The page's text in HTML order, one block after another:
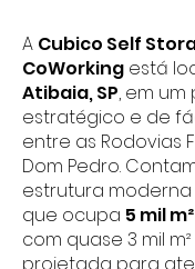
A Cubico Self
CoWorking está
Atibaia, SP, em um
estratégico e de
entre as Rodovias
Dom Pedro.
estrutura
que ocupa 5 mil
com quase 3 mil